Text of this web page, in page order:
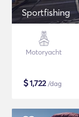
Sportfishing
Motoryacht
$1,722/dag